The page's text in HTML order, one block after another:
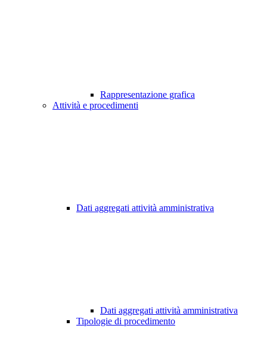
Rappresentazione grafica
Attività e procedimenti
Dati aggregati attività amministrativa
Dati aggregati attività amministrativa
Tipologie di procedimento